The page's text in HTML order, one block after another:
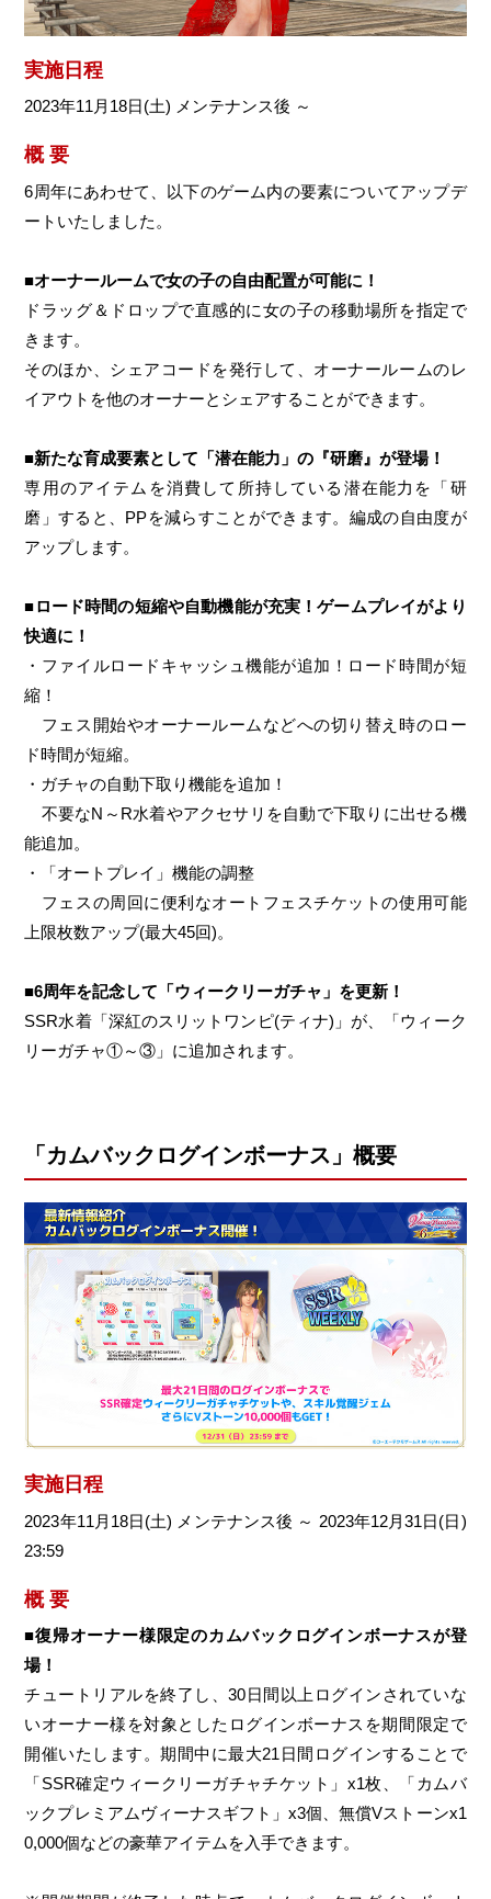
実施日程
2023年11月18日(土) メンテナンス後 ～
概 要
6周年にあわせて、以下のゲーム内の要素についてアップデ
ートいたしました。
■オーナールームで女の子の自由配置が可能に！
ドラッグ＆ドロップで直感的に女の子の移動場所を指定で
きます。
そのほか、シェアコードを発行して、オーナールームのレ
イアウトを他のオーナーとシェアすることができます。
■新たな育成要素として「潜在能力」の『研磨』が登場！
専用のアイテムを消費して所持している潜在能力を「研
磨」すると、PPを減らすことができます。編成の自由度が
アップします。
■ロード時間の短縮や自動機能が充実！ゲームプレイがより
快適に！
・ファイルロードキャッシュ機能が追加！ロード時間が短
縮！
フェス開始やオーナールームなどへの切り替え時のロー
ド時間が短縮。
・ガチャの自動下取り機能を追加！
不要なN～R水着やアクセサリを自動で下取りに出せる機
能追加。
・「オートプレイ」機能の調整
フェスの周回に便利なオートフェスチケットの使用可能
上限枚数アップ(最大45回)。
■6周年を記念して「ウィークリーガチャ」を更新！
SSR水着「深紅のスリットワンピ(ティナ)」が、「ウィーク
リーガチャ①～③」に追加されます。
「カムバックログインボーナス」概要
実施日程
2023年11月18日(土) メンテナンス後 ～ 2023年12月31日(日)
23:59
概 要
■復帰オーナー様限定のカムバックログインボーナスが登
場！
チュートリアルを終了し、30日間以上ログインされていな
いオーナー様を対象としたログインボーナスを期間限定で
開催いたします。期間中に最大21日間ログインすることで
「SSR確定ウィークリーガチャチケット」x1枚、「カムバ
ックプレミアムヴィーナスギフト」x3個、無償Vストーンx1
0,000個などの豪華アイテムを入手できます。